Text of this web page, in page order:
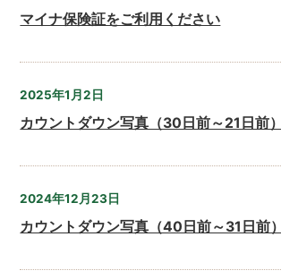
マイナ保険証をご利用ください
2025年1月2日
カウントダウン写真（30日前～21日前）
2024年12月23日
カウントダウン写真（40日前～31日前）